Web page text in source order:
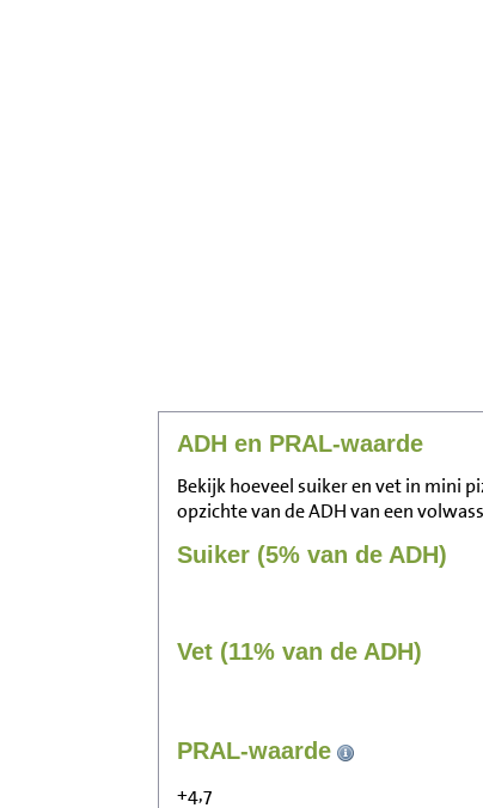
ADH en PRAL-waarde
Bekijk hoeveel suiker en vet in mini
opzichte van de ADH van een
Suiker (5% van de ADH)
Vet (11% van de ADH)
PRAL-waarde
+4,7